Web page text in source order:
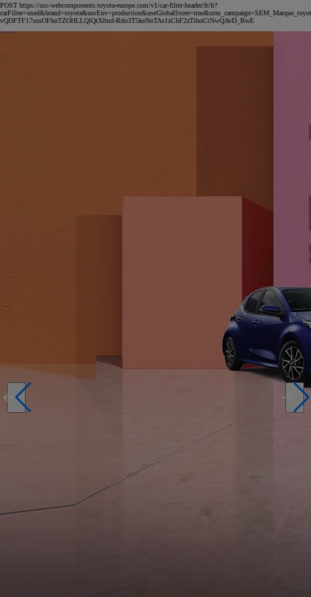
POST https://usc-webcomponents.toyota-europe.com/v1/car-filter-header/fr/fr?
vQDFTF17snsOFbnTZOHLLQlQtXfmd-Rdo3T5keNnTAs1zChF2zTihoCtNwQAvD_BwE